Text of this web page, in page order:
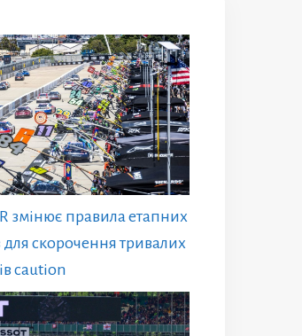
змінює правила етапних
для скорочення тривалих
caution